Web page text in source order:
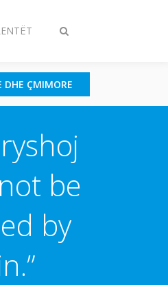
Ndrysho
DHE ÇMIMORE
be
by